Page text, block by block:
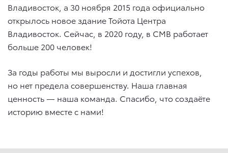
Владивосток, а 30 ноября 2015 года официально
открылось новое здание Тойота Центра
Владивосток. Сейчас, в 2020 году, в СМВ работает
больше 200 человек!
За годы работы мы выросли и достигли успехов,
но нет предела совершенству. Наша главная
ценность — наша команда. Спасибо, что создаёте
историю вместе с нами!